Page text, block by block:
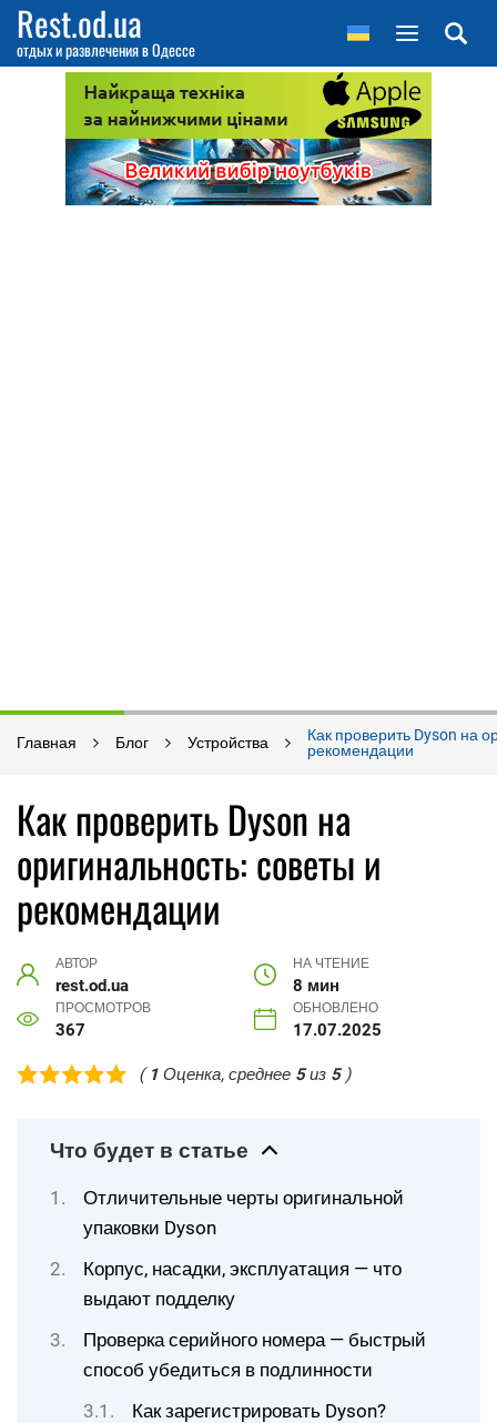
Rest.od.ua
отдых и развлечения в Одессе
Главная Блог Устройства
Как проверить Dyson на
рекомендации
Как проверить Dyson на
оригинальность: советы и
рекомендации
АВТОР
rest.od.ua
НА ЧТЕНИЕ
8 мин
ПРОСМОТРОВ
367
ОБНОВЛЕНО
17.07.2025
( 1 Оценка, среднее 5из 5)
Что будет в статье
Отличительные черты оригинальной
упаковки Dyson
Корпус, насадки, эксплуатация — что
выдают подделку
Проверка серийного номера — быстрый
способ убедиться в подлинности
Как зарегистрировать Dyson?